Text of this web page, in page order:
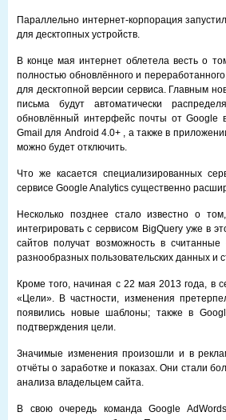
Параллельно интернет-корпорация
для десктопных устройств.
В конце мая интернет облетела весть о
полностью обновлённого и
для десктопной версии сервиса. Главным
письма будут автоматически
обновлённый интерфейс почты от Google
Gmail для Android 4.0+ , а также в
можно будет отключить.
Что же касается специализированных
сервисе Google Analytics существенно
Несколько позднее стало известно о
интегрировать с сервисом BigQuery уже в
сайтов получат возможность в
разнообразных пользовательских данных и
Кроме того, начиная с 22 мая 2013 года, в
«Цели». В частности, изменения
появились новые шаблоны; также в
подтверждения цели.
Значимые изменения произошли и в
отчёты о заработке и показах. Они стали
анализа владельцем сайта.
В свою очередь команда Google